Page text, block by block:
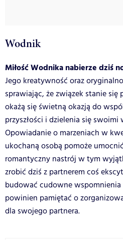
Wodnik
Miłość Wodnika nabierze dziś
Jego kreatywność oraz
sprawiając, że związek stanie się
okażą się świetną okazją do
przyszłości i dzielenia się
Opowiadanie o marzeniach w
ukochaną osobą pomoże
romantyczny nastrój w tym
zrobić dziś z partnerem coś
budować cudowne
powinien pamiętać o
dla swojego partnera.